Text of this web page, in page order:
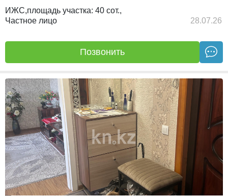
ИЖС,площадь участка: 40 сот.,
Частное лицо
28.07.26
Позвонить